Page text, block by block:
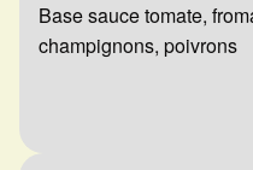
Base sauce tomate,
champignons, poivrons